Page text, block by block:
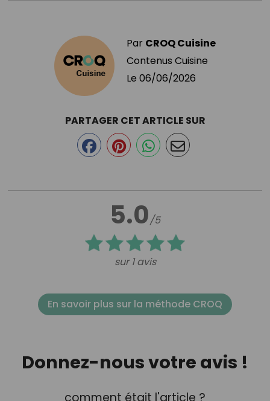
Par CROQ Cuisine
Contenus Cuisine
Le 06/06/2026
5.0/5
sur 1 avis
PARTAGER CET ARTICLE SUR
En savoir plus sur la méthode CROQ
Donnez-nous votre avis !